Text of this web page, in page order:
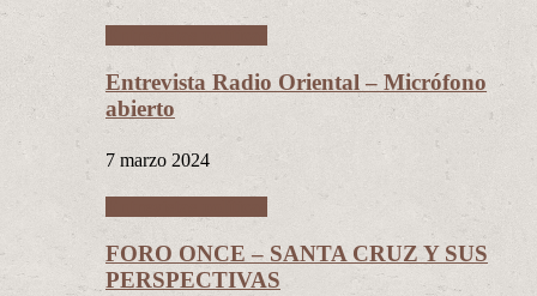
Entrevista Radio Oriental – Micrófono
abierto
7 marzo 2024
FORO ONCE – SANTA CRUZ Y SUS
PERSPECTIVAS